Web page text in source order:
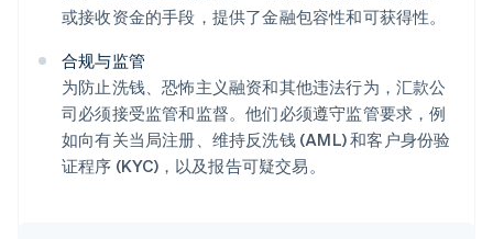
或接收资金的手段，提供了金融包容性和可获得性。
合规与监管
为防止洗钱、恐怖主义融资和其他违法行为，汇款公
司必须接受监管和监督。他们必须遵守监管要求，例
如向有关当局注册、维持反洗钱 (AML) 和客户身份验
证程序 (KYC)，以及报告可疑交易。